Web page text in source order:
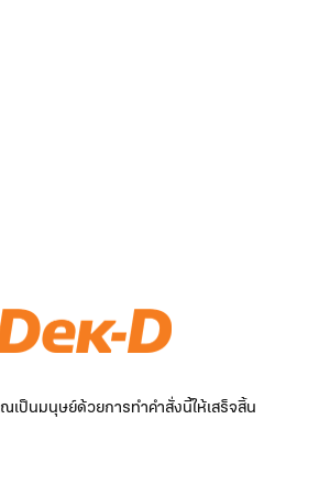
เป็นมนุษย์ด้วยการทำคำสั่งนี้ให้เสร็จสิ้น